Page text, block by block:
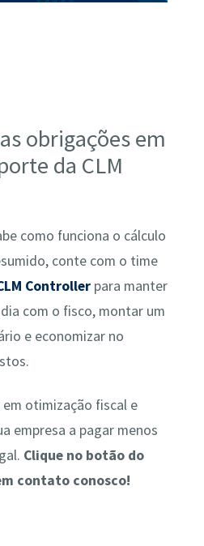
obrigações em
da CLM
como funciona o cálculo
conte com o time
Controllerpara manter
com o fisco, montar um
e economizar no
otimização fiscal e
empresa a pagar menos
Clique no botão do
contato conosco!